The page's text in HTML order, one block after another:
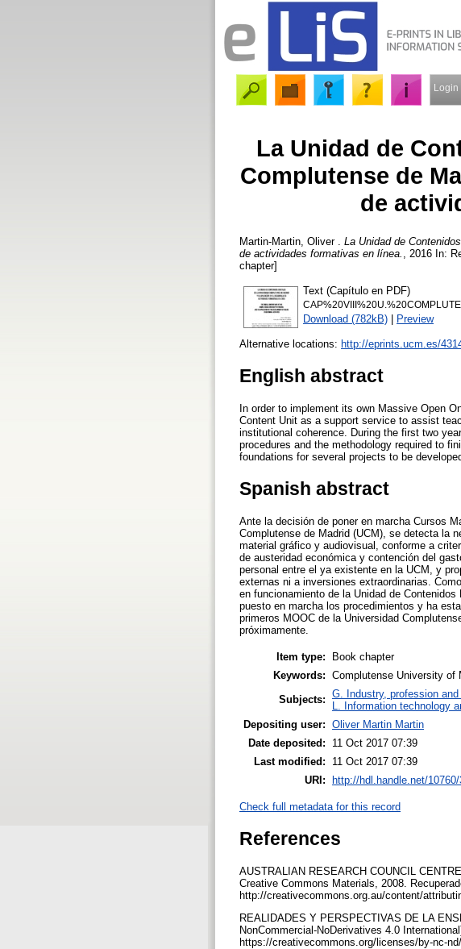
Login
La Unidad de
Complutense de
de
Martin-Martin, Oliver. La Unidad de
de actividades formativas en línea.
, 2016 In:
chapter]
Text (Capítulo en PDF)
Download (782kB) | Preview
Alternative locations: http://eprints.ucm.es/
English abstract
In order to implement its own Massive Open
Content Unit as a support service to assist
institutional coherence. During the first two
procedures and the methodology required to
foundations for several projects to be
Spanish abstract
Ante la decisión de poner en marcha Cursos
Complutense de Madrid (UCM), se detecta la
material gráfico y audiovisual, conforme a
de austeridad económica y contención del
personal entre el ya existente en la UCM, y
externas ni a inversiones extraordinarias.
en funcionamiento de la Unidad de
puesto en marcha los procedimientos y ha
primeros MOOC de la Universidad
próximamente.
Item type:
Book chapter
Keywords: Complutense University of
Subjects: G. Industry, profession and
L. Information technology
Depositing user: Oliver Martin Martin
Date deposited:
11 Oct 2017 07:39
Last modified:
11 Oct 2017 07:39
URI:
http://hdl.handle.net/
Check full metadata for this record
References
AUSTRALIAN RESEARCH COUNCIL
Creative Commons Materials, 2008.
http://creativecommons.org.au/content/
REALIDADES Y PERSPECTIVAS DE LA
NonCommercial-NoDerivatives 4.0
https://creativecommons.org/licenses/by-nc-